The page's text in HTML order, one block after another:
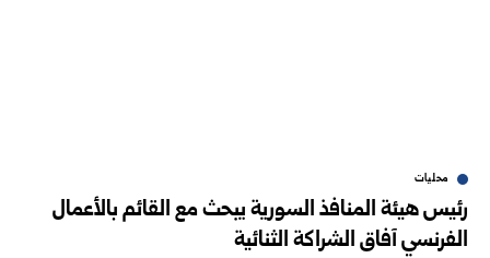
محليات
رئيس هيئة المنافذ السورية يبحث مع القائم بالأعمال
الفرنسي آفاق الشراكة الثنائية